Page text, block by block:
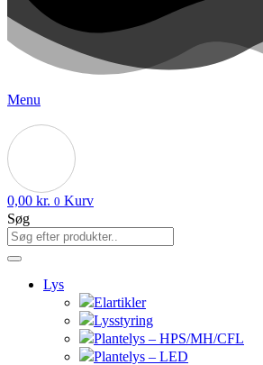
Menu
0,00 kr. 0 Kurv
Søg
Lys
Elartikler
Lysstyring
Plantelys – HPS/MH/CFL
Plantelys – LED